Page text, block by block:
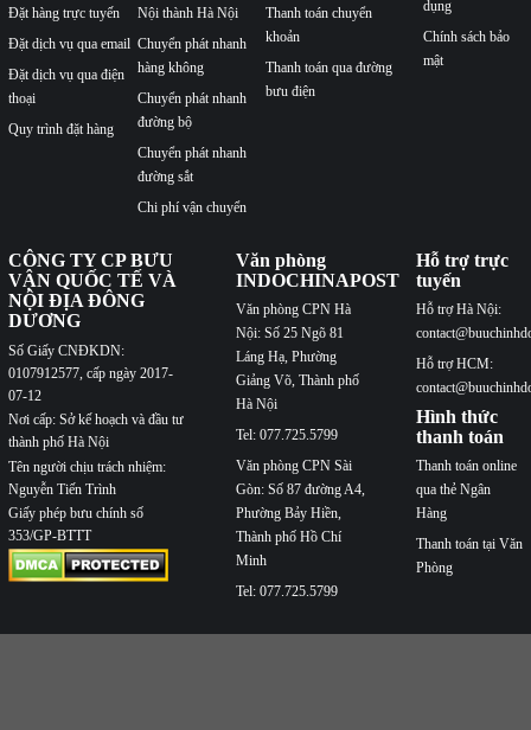
Đặt hàng trực tuyến
Đặt dịch vụ qua email
Đặt dịch vụ qua điện
thoại
Quy trình đặt hàng
Nội thành Hà Nội
Chuyển phát nhanh
hàng không
Chuyển phát nhanh
đường bộ
Chuyển phát nhanh
đường sắt
Chi phí vận chuyển
Thanh toán chuyển
khoản
Thanh toán qua đường
bưu điện
dụng
Chính sách bảo
mật
CÔNG TY CP BƯU
VẬN QUỐC TẾ VÀ
NỘI ĐỊA ĐÔNG
DƯƠNG
Số Giấy CNĐKDN:
0107912577, cấp ngày 2017-
07-12
Nơi cấp: Sở kế hoạch và đầu tư
thành phố Hà Nội
Tên người chịu trách nhiệm:
Nguyễn Tiến Trình
Giấy phép bưu chính số
353/GP-BTTT
Văn phòng
INDOCHINAPOST
Văn phòng CPN Hà
Nội: Số 25 Ngõ 81
Láng Hạ, Phường
Giảng Võ, Thành phố
Hà Nội
Tel: 077.725.5799
Văn phòng CPN Sài
Gòn: Số 87 đường A4,
Phường Bảy Hiền,
Thành phố Hồ Chí
Minh
Tel: 077.725.5799
Hỗ trợ trực
tuyến
Hỗ trợ Hà Nội:
Hỗ trợ HCM:
Hình thức
thanh toán
Thanh toán online
qua thẻ Ngân
Hàng
Thanh toán tại Văn
Phòng